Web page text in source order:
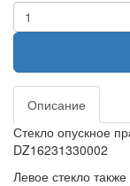
Описание
Стекло опускное
DZ16231330002
Левое стекло